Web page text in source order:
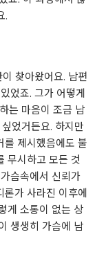
.
찾아왔어요. 남편
었죠. 그가 어떻게
는 마음이 조금 남
었거든요. 하지만
를 제시했음에도 불
무시하고 모든 것
슴속에서 신뢰가
가 사라진 이후에
게 소통이 없는 상
생생히 가슴에 남